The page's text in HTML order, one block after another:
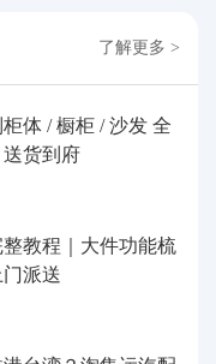
了解更多 >
体 / 橱柜 / 沙发 全
货到府
教程｜大件功能梳
派送